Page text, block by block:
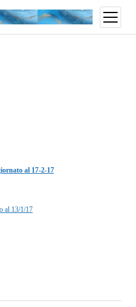
al 17-2-17
al 13/1/17